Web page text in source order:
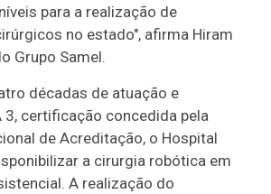
para a realização de
no estado", afirma Hiram
Grupo Samel.
décadas de atuação e
3, certificação concedida pela
de Acreditação, o Hospital
a cirurgia robótica em
A realização do